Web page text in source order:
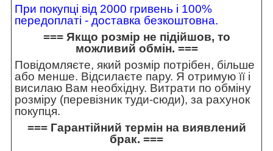
При покупці від 2000 гривень і 100%
передоплаті - доставка безкоштовна.
=== Якщо розмір не підійшов, то
можливий обмін. ===
Повідомляєте, який розмір потрібен, більше
або менше. Відсилаєте пару. Я отримую її і
висилаю Вам необхідну. Витрати по обміну
розміру (перевізник туди-сюди), за рахунок
покупця.
=== Гарантійний термін на виявлений
брак. ===